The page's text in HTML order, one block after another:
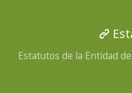
Estatutos de la Entidad